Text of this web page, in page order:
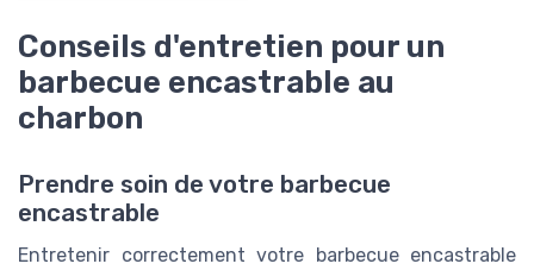
Conseils d'entretien pour un
barbecue encastrable au
charbon
Prendre soin de votre barbecue
encastrable
Entretenir correctement votre barbecue encastrable